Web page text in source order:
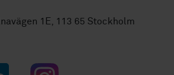
1E, 113 65 Stockholm
Instagram